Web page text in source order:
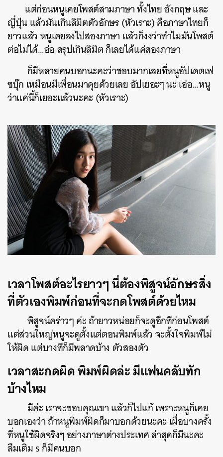
แต่ก่อนหนูเคยโพสต์สามภาษา ทั้งไทย อังกฤษ และ
ญี่ปุ่น แล้วมันเกินลิมิตตัวอักษร (หัวเราะ) คือภาษาไทยก็
ยาวแล้ว หนูเคยลงไปสองภาษา แล้วก็งงว่าทำไมมันโพสต์
ต่อไม่ได้…อ่อ สรุปเกินลิมิต ก็เลยได้แค่สองภาษา
ก็มีหลายคนบอกนะคะว่าชอบมากเลยที่หนูอัปเดตเฟ
ซบุ๊ก เหมือนมีเพื่อนมาคุยด้วยเลย อัปเยอะๆ นะ เอ่อ…หนู
ว่าแค่นี้ก็เยอะแล้วนะคะ (หัวเราะ)
เวลาโพสต์อะไรยาวๆ นี่ต้องพิสูจน์อักษรสิ่ง
ที่ตัวเองพิมพ์ก่อนที่จะกดโพสต์ด้วยไหม
พิสูจน์คร่าวๆ ค่ะ ถ้ายาวหน่อยก็จะดูอีกทีก่อนโพสต์
แต่ส่วนใหญ่หนูจะดูตั้งแต่ตอนพิมพ์แล้ว จะตั้งใจพิมพ์ไม่
ให้ผิด แต่บางทีก็มีพลาดบ้าง ตัวสองตัว
เวลาสะกดผิด พิมพ์ผิดล่ะ มีแฟนคลับทัก
บ้างไหม
มีค่ะ เราจะขอบคุณเขา แล้วก็ไปแก้ เพราะหนูก็เคย
บอกเองว่า ถ้าหนูพิมพ์ผิดก็มาบอกด้วยนะคะ เผื่อบางครั้ง
ที่หนูใช้ผิดจริงๆ อย่างภาษาต่างประเทศ ล่าสุดก็มีนะคะ
ลืมเติม s ก็มีคนบอก